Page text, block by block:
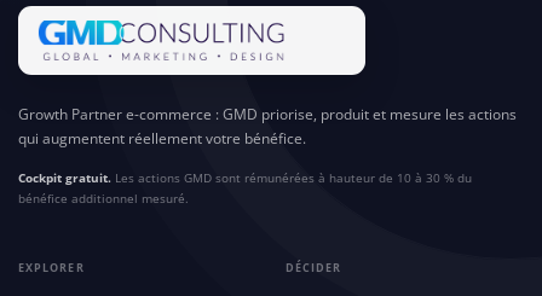
Growth Partner e-commerce : GMD priorise, produit et mesure les actions
qui augmentent réellement votre bénéfice.
Cockpit gratuit. Les actions GMD sont rémunérées à hauteur de 10 à 30 % du
bénéfice additionnel mesuré.
EXPLORER DÉCIDER